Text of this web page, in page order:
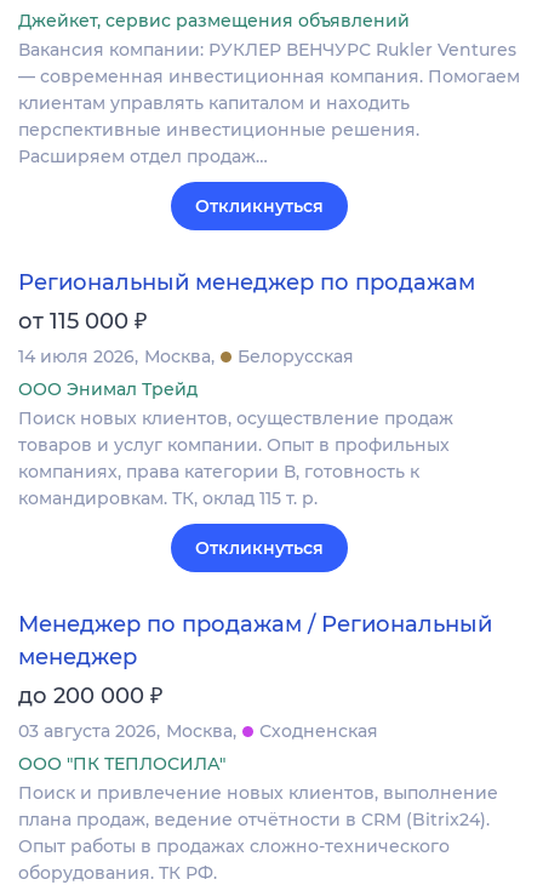
Джейкет, сервис размещения объявлений
Вакансия компании: РУКЛЕР ВЕНЧУРС Rukler Ventures
— современная инвестиционная компания. Помогаем
клиентам управлять капиталом и находить
перспективные инвестиционные решения.
Расширяем отдел продаж…
Откликнуться
Региональный менеджер по продажам
от 115 000 ₽
14 июля 2026 Москва
Белорусская
ООО Энимал Трейд
Поиск новых клиентов, осуществление продаж
товаров и услуг компании. Опыт в профильных
компаниях, права категории В, готовность к
командировкам. ТК, оклад 115 т. р.
Откликнуться
Менеджер по продажам / Региональный
менеджер
до 200 000 ₽
03 августа 2026 Москва
Сходненская
ООО "ПК ТЕПЛОСИЛА"
Поиск и привлечение новых клиентов, выполнение
плана продаж, ведение отчётности в CRM (Bitrix24).
Опыт работы в продажах сложно-технического
оборудования. ТК РФ.